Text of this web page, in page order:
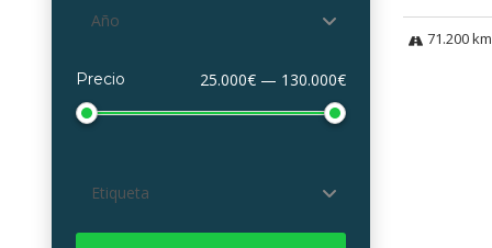
Año
Precio 25.000€ — 130.000€
Etiqueta
71.200 km